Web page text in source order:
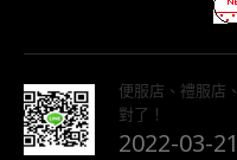
便服店、禮服店
對了！
2022-03-21